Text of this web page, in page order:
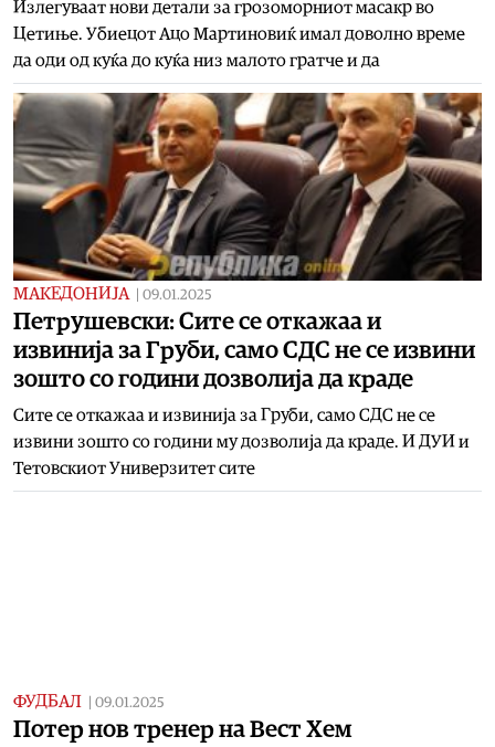
Излегуваат нови детали за грозоморниот масакр во
Цетиње. Убиецот Ацо Мартиновиќ имал доволно време
да оди од куќа до куќа низ малото гратче и да
МАКЕДОНИЈА 09.01.2025
Петрушевски: Сите се откажаа и
извинија за Груби, само СДС не се извини
зошто со години дозволија да краде
Сите се откажаа и извинија за Груби, само СДС не се
извини зошто со години му дозволија да краде. И ДУИ и
Тетовскиот Универзитет сите
ФУДБАЛ 09.01.2025
Потер нов тренер на Вест Хем